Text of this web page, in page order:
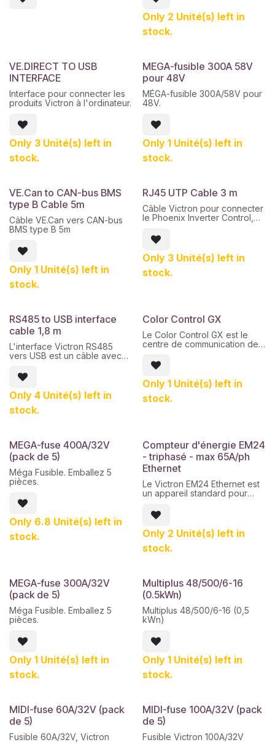
Il est compatible avec les
Only 2 Unité(s) left in
stock.
VE.DIRECT TO USB
INTERFACE
Interface pour connecter les
produits Victron à l'ordinateur.
Only 3 Unité(s) left in
stock.
MEGA-fusible 300A 58V
pour 48V
MÉGA-fusible 300A/58V pour
48V.
Only 1 Unité(s) left in
stock.
VE.Can to CAN-bus BMS
type B Cable 5m
Câble VE.Can vers CAN-bus
BMS type B 5m
Only 1 Unité(s) left in
stock.
RJ45 UTP Cable 3 m
Câble Victron pour connecter
le Phoenix Inverter Control,
USB et les connexions VE.Bus
entre plusieurs appareils
VE.Bus et GX.
Only 3 Unité(s) left in
stock.
RS485 to USB interface
cable 1,8 m
L'interface Victron RS485
vers USB est un câble avec
des appareils RS485 tels que
des compteurs d'énergie
avec d'autres appareils USB
tels que Cerbo, Color Control,
etc.
Only 4 Unité(s) left in
stock.
Color Control GX
Le Color Control GX est le
centre de communication de
informations en temps réel en
un coup d'œil et permet de
contrôler tous les produits qui
y sont connectés. Vous
pouvez contrôler l'ensemble
notre portail Victron Remote
Management (VRM) gratuit.
Only 1 Unité(s) left in
stock.
MEGA-fuse 400A/32V
(pack de 5)
Méga Fusible. Emballez 5
pièces.
Only 6.8 Unité(s) left in
stock.
Compteur d'énergie EM24
- triphasé - max 65A/ph
Ethernet
Le Victron EM24 Ethernet est
un appareil standard pour
l'énergie d'une application
triphasée, par exemple au
niveau du boîtier de
distribution ou pour mesurer
la sortie d'un onduleur
onduleur/chargeur.
Only 2 Unité(s) left in
stock.
MEGA-fuse 300A/32V
(pack de 5)
Méga Fusible. Emballez 5
pièces.
Only 1 Unité(s) left in
stock.
Multiplus 48/500/6-16
(0.5kWn)
Multiplus 48/500/6-16 (0,5
kWn)
Only 1 Unité(s) left in
stock.
MIDI-fuse 60A/32V (pack
de 5)
Fusible 60A/32V, Victron
MIDI-fuse 100A/32V (pack
de 5)
Fusible Victron 100A/32V